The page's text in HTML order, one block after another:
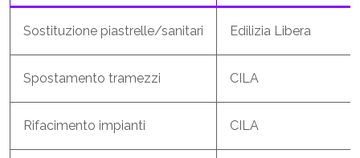
Sostituzione piastrelle/sanitari Edilizia Libera
Spostamento tramezzi CILA
Rifacimento impianti CILA